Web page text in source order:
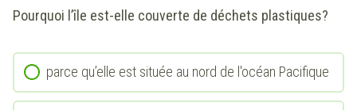
Pourquoi l’île est-elle couverte de déchets plastiques?
parce qu’elle est située au nord de l'océan Pacifique